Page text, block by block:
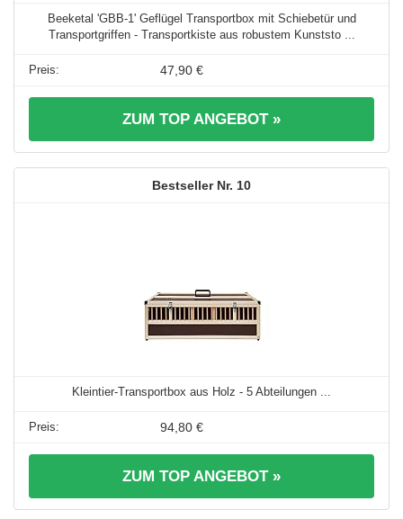
Beeketal 'GBB-1' Geflügel Transportbox mit Schiebetür und
Transportgriffen - Transportkiste aus robustem Kunststo ...
47,90 €
ZUM TOP ANGEBOT »
10
Kleintier-Transportbox aus Holz - 5 Abteilungen ...
94,80 €
ZUM TOP ANGEBOT »